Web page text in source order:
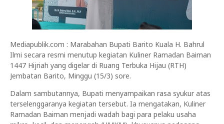
Mediapublik.com : Marabahan Bupati Barito Kuala H. Bahrul
Ilmi secara resmi menutup kegiatan Kuliner Ramadan Baiman
1447 Hijriah yang digelar di Ruang Terbuka Hijau (RTH)
Jembatan Barito, Minggu (15/3) sore.
Dalam sambutannya, Bupati menyampaikan rasa syukur atas
terselenggaranya kegiatan tersebut. Ia mengatakan, Kuliner
Ramadan Baiman menjadi wadah bagi para pelaku usaha